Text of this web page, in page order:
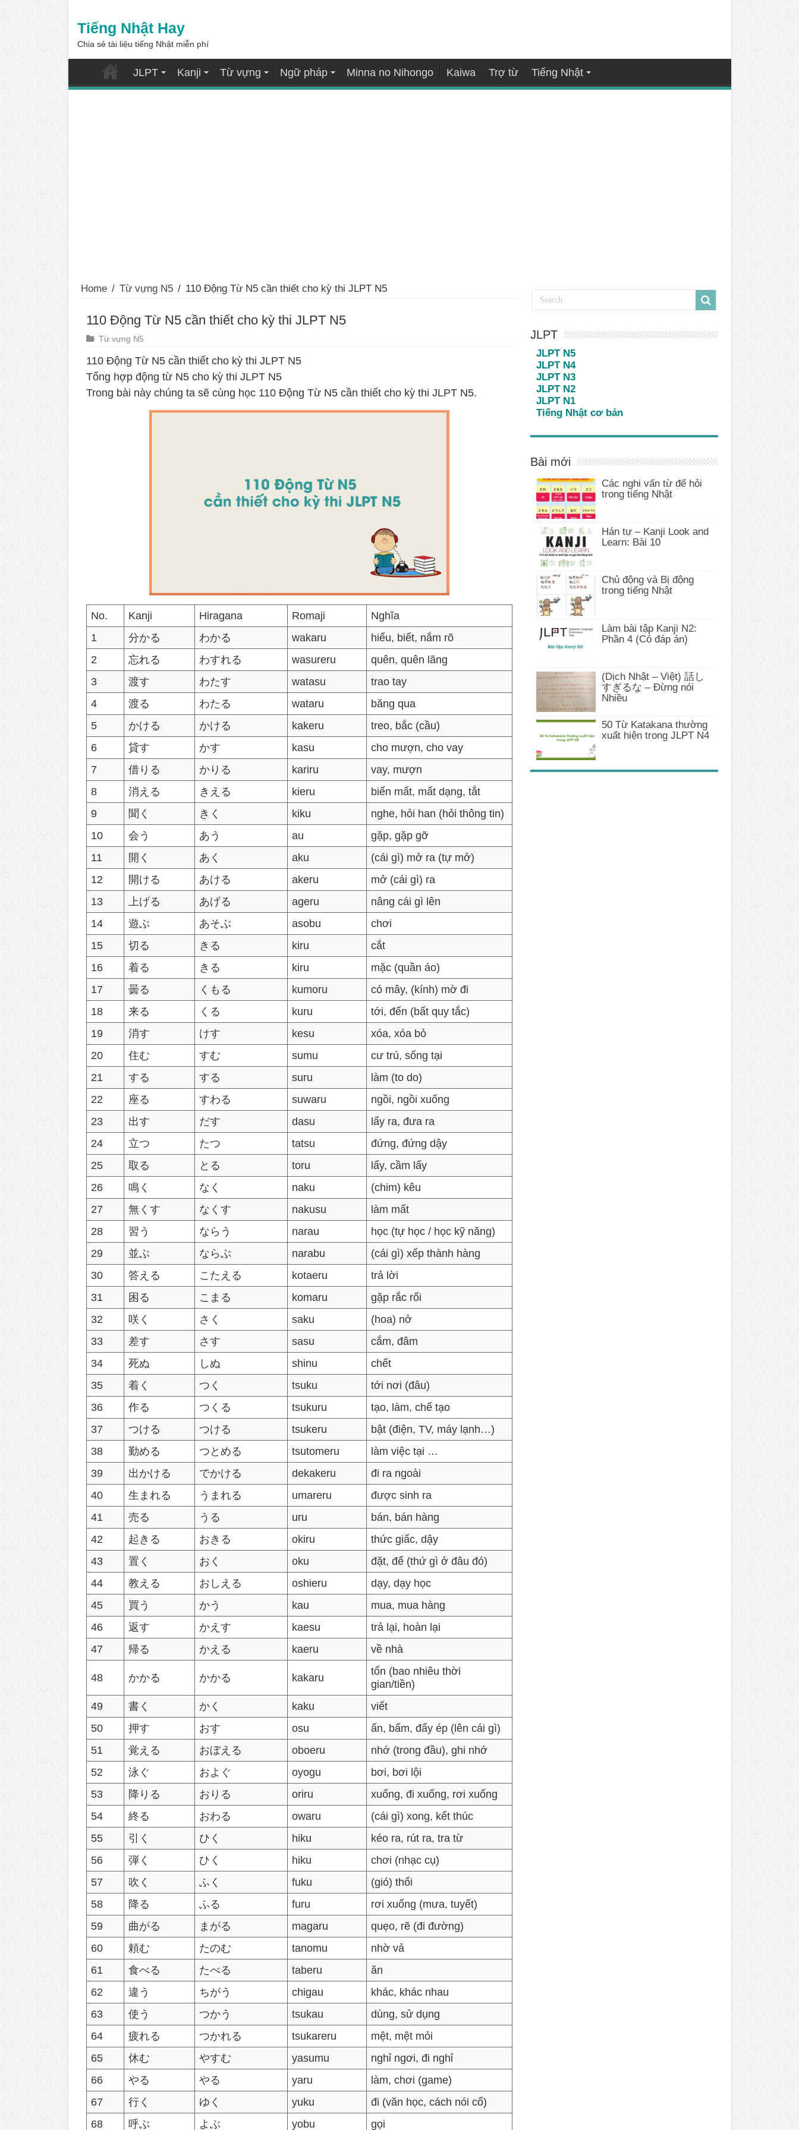
Tiếng Nhật Hay
Chia sẻ tài liệu tiếng Nhật miễn phí
JLPT Kanji Từ vựng Ngữ pháp Minna no Nihongo Kaiwa Trợ từ Tiếng Nhật
Home / Từ vựng N5 / 110 Động Từ N5 cần thiết cho kỳ thi JLPT N5
110 Động Từ N5 cần thiết cho kỳ thi JLPT N5
Từ vựng N5
110 Động Từ N5 cần thiết cho kỳ thi JLPT N5
Tổng hợp động từ N5 cho kỳ thi JLPT N5
Trong bài này chúng ta sẽ cùng học 110 Động Từ N5 cần thiết cho kỳ thi JLPT N5.
No. Kanji Hiragana Romaji
Nghĩa
1
分かる わかる wakaru
hiểu, biết, nắm rõ
2
忘れる わすれる wasureru
quên, quên lãng
3
渡す わたす watasu
trao tay
4
渡る わたる wataru
băng qua
5
かける かける kakeru
treo, bắc (cầu)
6
貸す かす kasu
cho mượn, cho vay
7
借りる かりる kariru
vay, mượn
8
消える きえる kieru
biến mất, mất dạng, tắt
9
聞く きく kiku
nghe, hỏi han (hỏi thông tin)
10
会う あう au
gặp, gặp gỡ
11
開く あく aku
(cái gì) mở ra (tự mở)
12
開ける あける akeru
mở (cái gì) ra
13
上げる あげる ageru
nâng cái gì lên
14
遊ぶ あそぶ asobu
chơi
15
切る きる kiru
cắt
16
着る きる kiru
mặc (quần áo)
17
曇る くもる kumoru
có mây, (kính) mờ đi
18
来る くる kuru
tới, đến (bất quy tắc)
19
消す けす kesu
xóa, xóa bỏ
20
住む すむ sumu
cư trú, sống tại
21
する する suru
làm (to do)
22
座る すわる suwaru
ngồi, ngồi xuống
23
出す だす dasu
lấy ra, đưa ra
24
立つ たつ tatsu
đứng, đứng dậy
25
取る とる toru
lấy, cầm lấy
26
鳴く なく naku
(chim) kêu
27
無くす なくす nakusu
làm mất
28
習う ならう narau
học (tự học / học kỹ năng)
29
並ぶ ならぶ narabu
(cái gì) xếp thành hàng
30
答える こたえる kotaeru
trả lời
31
困る こまる komaru
gặp rắc rối
32
咲く さく saku
(hoa) nở
33
差す さす sasu
cắm, đâm
34
死ぬ しぬ shinu
chết
35
着く つく tsuku
tới nơi (đâu)
36
作る つくる tsukuru
tạo, làm, chế tạo
37
つける つける tsukeru
bật (điện, TV, máy lạnh…)
38
勤める つとめる tsutomeru
làm việc tại …
39
出かける でかける dekakeru
đi ra ngoài
40
生まれる うまれる umareru
được sinh ra
41
売る うる uru
bán, bán hàng
42
起きる おきる okiru
thức giấc, dậy
43
置く おく oku
đặt, để (thứ gì ở đâu đó)
44
教える おしえる oshieru
dạy, dạy học
45
買う かう kau
mua, mua hàng
46
返す かえす kaesu
trả lại, hoàn lại
47
帰る かえる kaeru về nhà
48 かかる かかる kakaru
tốn (bao nhiêu thời
gian/tiền)
49
書く かく kaku
viết
50
押す おす osu
ấn, bấm, đẩy ép (lên cái gì)
51
覚える おぼえる oboeru
nhớ (trong đầu), ghi nhớ
52
泳ぐ およぐ oyogu
bơi, bơi lội
53
降りる おりる oriru
xuống, đi xuống, rơi xuống
54
終る おわる owaru
(cái gì) xong, kết thúc
55
引く ひく hiku
kéo ra, rút ra, tra từ
56
弾く ひく hiku
chơi (nhạc cụ)
57
吹く ふく fuku
(gió) thổi
58
降る ふる furu
rơi xuống (mưa, tuyết)
59
曲がる まがる magaru
quẹo, rẽ (đi đường)
60
頼む たのむ tanomu
nhờ vả
61
食べる たべる taberu
ăn
62
違う ちがう chigau
khác, khác nhau
63
使う つかう tsukau
dùng, sử dụng
64
疲れる つかれる tsukareru
mệt, mệt mỏi
65
休む やすむ yasumu
nghỉ ngơi, đi nghỉ
66
やる やる yaru
làm, chơi (game)
67
行く ゆく yuku
đi (văn học, cách nói cổ)
68
呼ぶ よぶ yobu gọi
JLPT
JLPT N5
JLPT N4
JLPT N3
JLPT N2
JLPT N1
Tiếng Nhật cơ bản
Bài mới
Các nghi vấn từ để hỏi
trong tiếng Nhật
Hán tự – Kanji Look and
Learn: Bài 10
Chủ động và Bị động
trong tiếng Nhật
Làm bài tập Kanji N2:
Phần 4 (Có đáp án)
(Dịch Nhật – Việt) 話し
すぎるな – Đừng nói
Nhiều
50 Từ Katakana thường
xuất hiện trong JLPT N4